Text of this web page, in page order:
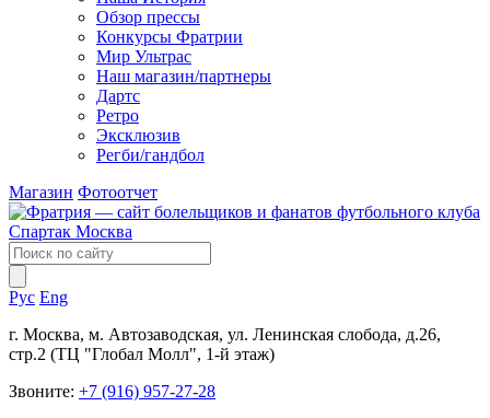
Обзор прессы
Конкурсы Фратрии
Мир Ультрас
Наш магазин/партнеры
Дартс
Ретро
Эксклюзив
Регби/гандбол
Магазин Фотоотчет
Рус Eng
г. Москва, м. Автозаводская, ул. Ленинская слобода, д.26,
стр.2 (ТЦ "Глобал Молл", 1-й этаж)
Звоните: +7 (916) 957-27-28